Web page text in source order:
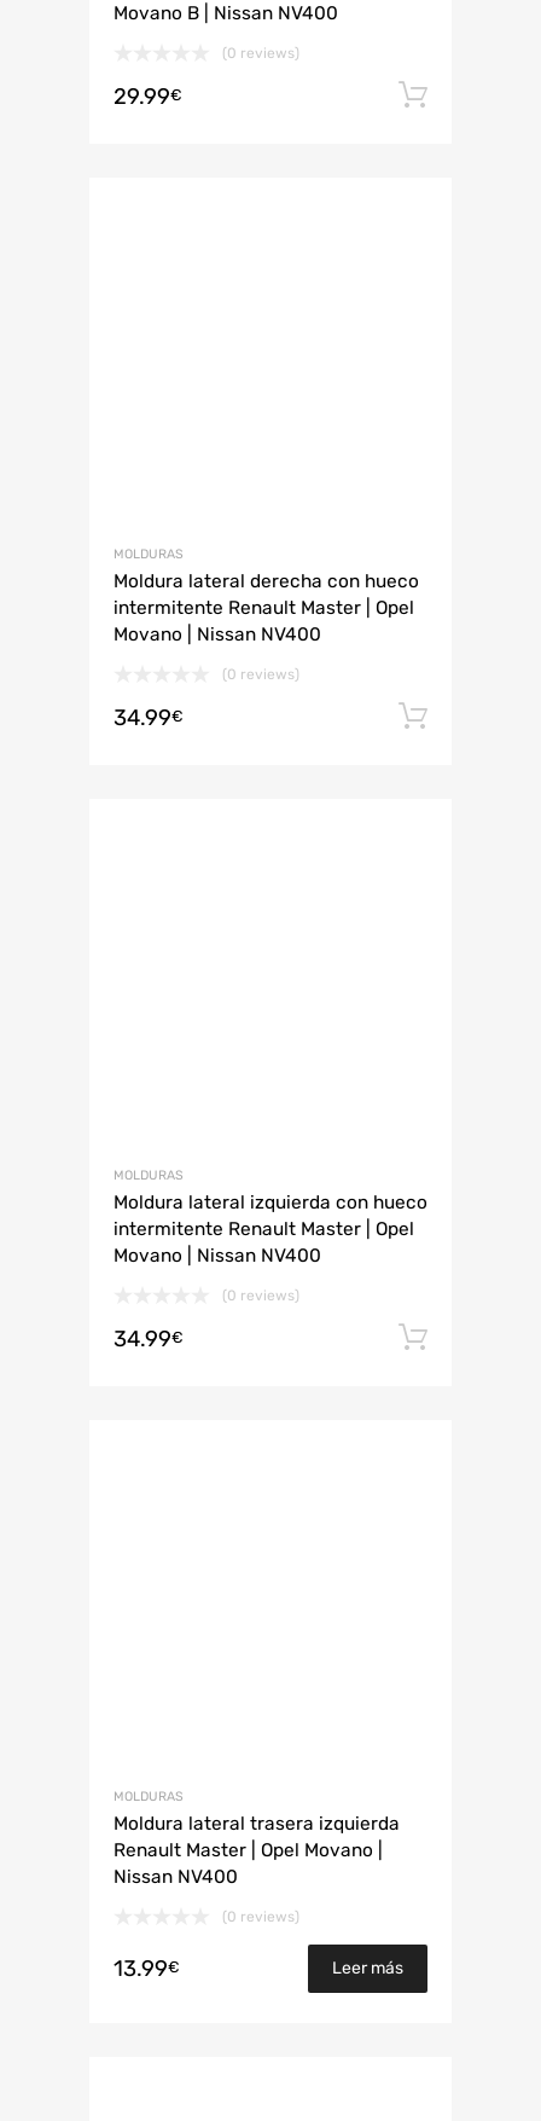
Movano B | Nissan NV400
(0 reviews)
29.99€
MOLDURAS
Moldura lateral derecha con hueco
intermitente Renault Master | Opel
Movano | Nissan NV400
(0 reviews)
34.99€
MOLDURAS
Moldura lateral izquierda con hueco
intermitente Renault Master | Opel
Movano | Nissan NV400
(0 reviews)
34.99€
MOLDURAS
Moldura lateral trasera izquierda
Renault Master | Opel Movano |
Nissan NV400
(0 reviews)
13.99€ Leer más